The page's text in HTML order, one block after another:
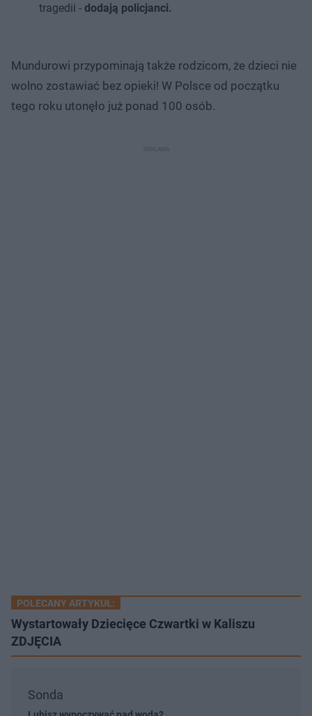
tragedii - dodają policjanci.
Mundurowi przypominają także rodzicom, że dzieci nie
wolno zostawiać bez opieki! W Polsce od początku
tego roku utonęło już ponad 100 osób.
POLECANY ARTYKUŁ:
Wystartowały Dziecięce Czwartki w Kaliszu
ZDJĘCIA
Sonda